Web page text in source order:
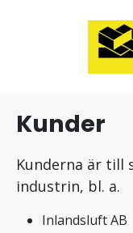
Kunder
Kunderna är till
industrin, bl. a.
Inlandsluft AB